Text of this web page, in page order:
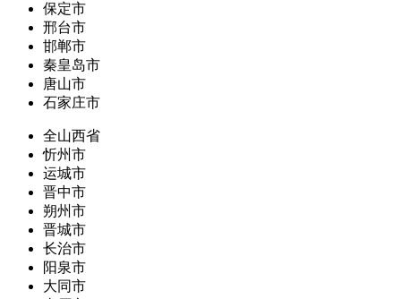
保定市
邢台市
邯郸市
秦皇岛市
唐山市
石家庄市
全山西省
忻州市
运城市
晋中市
朔州市
晋城市
长治市
阳泉市
大同市